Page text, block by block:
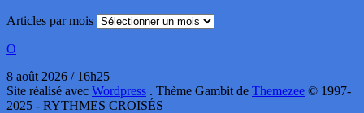
Articles par mois
O
8 août 2026 / 16h25
Site réalisé avec Wordpress . Thème Gambit de Themezee © 1997-
2025 - RYTHMES CROISÉS